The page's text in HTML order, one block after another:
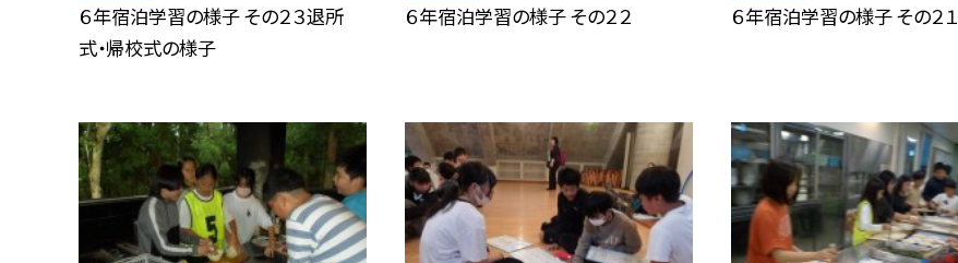
６年宿泊学習の様子 その２３退所
式・帰校式の様子
６年宿泊学習の様子 その２２ ６年宿泊学習の様子 その２１